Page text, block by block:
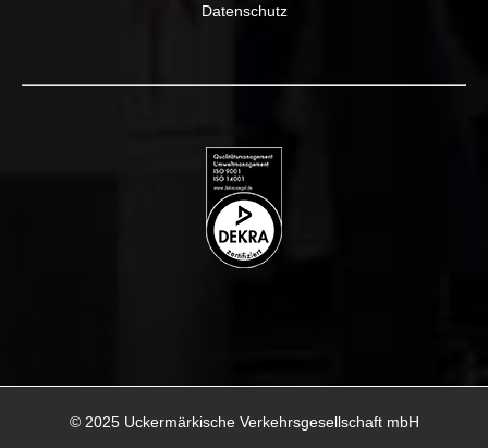
Datenschutz
© 2025 Uckermärkische Verkehrsgesellschaft mbH